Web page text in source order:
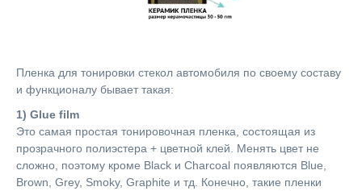
Пленка для тонировки стекол автомобиля по своему составу
и функционалу бывает такая:
1) Glue film
Это самая простая тонировочная пленка, состоящая из
прозрачного полиэстера + цветной клей. Менять цвет не
сложно, поэтому кроме Black и Charcoal появляются Blue,
Brown, Grey, Smoky, Graphite и тд. Конечно, такие пленки